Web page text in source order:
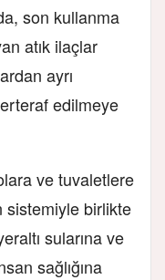
son kullanma
atık ilaçlar
ayrı
edilmeye
ve tuvaletlere
sistemiyle birlikte
sularına ve
sağlığına